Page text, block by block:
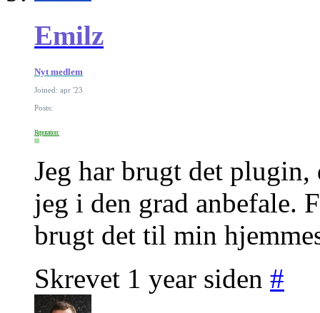
Emilz
Nyt medlem
Joined: apr '23
Posts:
Reputation:
Jeg har brugt det
jeg i den grad anbefale.
brugt det til min
Skrevet 1 year siden #